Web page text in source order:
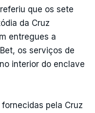
que os sete
da Cruz
entregues a
os serviços de
interior do enclave
pela Cruz